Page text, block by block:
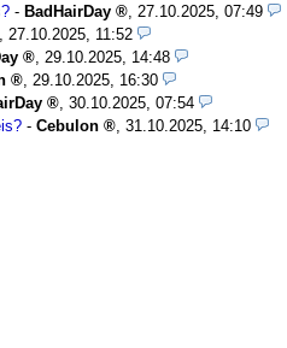
- BadHairDay
27.10.2025, 07:49
27.10.2025, 11:52
29.10.2025, 14:48
29.10.2025, 16:30
30.10.2025, 07:54
- Cebulon 31.10.2025, 14:10